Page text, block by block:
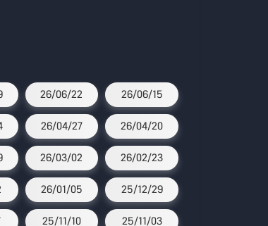
26/06/22 26/06/15
26/04/27 26/04/20
26/03/02 26/02/23
26/01/05 25/12/29
25/11/10 25/11/03